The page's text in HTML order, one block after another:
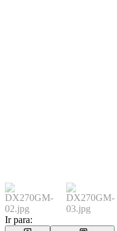
Ir para: